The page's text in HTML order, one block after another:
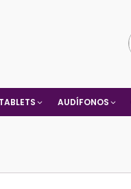
AUDÍFONOS